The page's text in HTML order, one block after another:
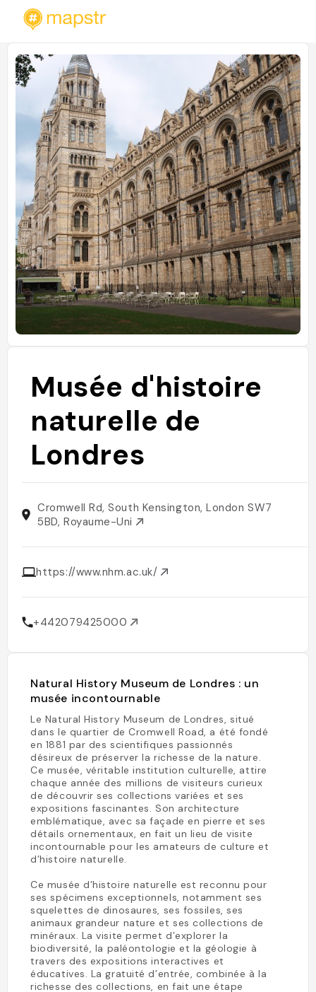
Musée d'histoire
naturelle de
Londres
Cromwell Rd, South Kensington, London SW7
5BD, Royaume-Uni
https://www.nhm.ac.uk/
+442079425000
Natural History Museum de Londres : un
musée incontournable
Le Natural History Museum de Londres, situé
dans le quartier de Cromwell Road, a été fondé
en 1881 par des scientifiques passionnés
désireux de préserver la richesse de la nature.
Ce musée, véritable institution culturelle, attire
chaque année des millions de visiteurs curieux
de découvrir ses collections variées et ses
expositions fascinantes. Son architecture
emblématique, avec sa façade en pierre et ses
détails ornementaux, en fait un lieu de visite
incontournable pour les amateurs de culture et
d’histoire naturelle.
Ce musée d’histoire naturelle est reconnu pour
ses spécimens exceptionnels, notamment ses
squelettes de dinosaures, ses fossiles, ses
animaux grandeur nature et ses collections de
minéraux. La visite permet d’explorer la
biodiversité, la paléontologie et la géologie à
travers des expositions interactives et
éducatives. La gratuité d’entrée, combinée à la
richesse des collections, en fait une étape